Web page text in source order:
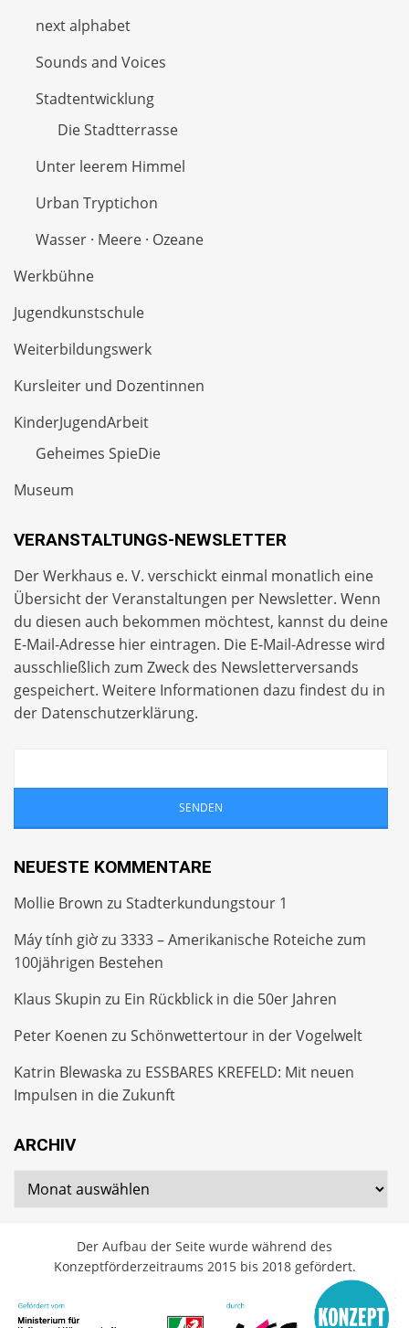
next alphabet
Sounds and Voices
Stadtentwicklung
Die Stadtterrasse
Unter leerem Himmel
Urban Tryptichon
Wasser · Meere · Ozeane
Werkbühne
Jugendkunstschule
Weiterbildungswerk
Kursleiter und Dozentinnen
KinderJugendArbeit
Geheimes SpieDie
Museum
VERANSTALTUNGS-NEWSLETTER
Der Werkhaus e. V. verschickt einmal monatlich eine
Übersicht der Veranstaltungen per Newsletter. Wenn
du diesen auch bekommen möchtest, kannst du deine
E-Mail-Adresse hier eintragen. Die E-Mail-Adresse wird
ausschließlich zum Zweck des Newsletterversands
gespeichert. Weitere Informationen dazu findest du in
der Datenschutzerklärung.
NEUESTE KOMMENTARE
Mollie Brown zu Stadterkundungstour 1
Máy tính giờzu 3333 – Amerikanische Roteiche zum
100jährigen Bestehen
Klaus Skupin zu Ein Rückblick in die 50er Jahren
Peter Koenen zu Schönwettertour in der Vogelwelt
Katrin Blewaska zu ESSBARES KREFELD: Mit neuen
Impulsen in die Zukunft
ARCHIV
Archiv
Der Aufbau der Seite wurde während des
Konzeptförderzeitraums 2015 bis 2018 gefördert.